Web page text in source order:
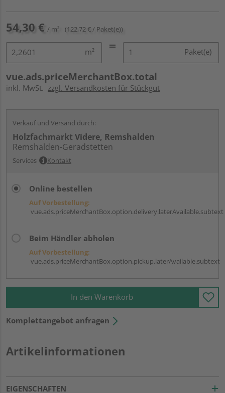
54,30 € / m² (122,72 € / Paket(e))
m² Paket(e)
vue.ads.priceMerchantBox.total
inkl. MwSt. zzgl. Versandkosten für Stückgut
Verkauf und Versand durch:
Holzfachmarkt Videre, Remshalden
Remshalden-Geradstetten
Services Kontakt
Online bestellen
Auf Vorbestellung:
vue.ads.priceMerchantBox.option.delivery.laterAvailable.subtext
Beim Händler abholen
Auf Vorbestellung:
vue.ads.priceMerchantBox.option.pickup.laterAvailable.subtext
In den Warenkorb
Komplettangebot anfragen
Artikelinformationen
EIGENSCHAFTEN